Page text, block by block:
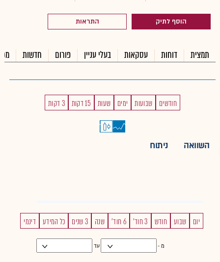
הוסף לתיק התראות
תמצית דוחות עסקאות בעלי עניין פורום חדשות
חודשים שבועות ימים שעות 15 דקות 3 דקות
השוואה ניתוח
יום שבוע חודש 3 חוד' 6 חוד' שנה 3 שנים כל המידע דינמי
מ - עד